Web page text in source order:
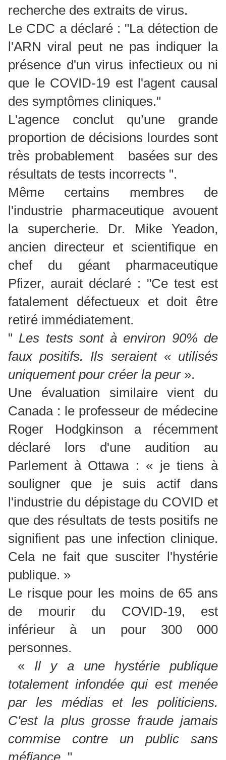
recherche des extraits de virus.
Le CDC a déclaré : "La détection de
l'ARN viral peut ne pas indiquer la
présence d'un virus infectieux ou ni
que le COVID-19 est l'agent causal
des symptômes cliniques."
L'agence conclut qu’une grande
proportion de décisions lourdes sont
très probablement basées sur des
résultats de tests incorrects ".
Même certains membres de
l'industrie pharmaceutique avouent
la supercherie. Dr. Mike Yeadon,
ancien directeur et scientifique en
chef du géant pharmaceutique
Pfizer, aurait déclaré : "Ce test est
fatalement défectueux et doit être
retiré immédiatement.
" Les tests sont à environ 90% de
faux positifs. Ils seraient « utilisés
uniquement pour créer la peur».
Une évaluation similaire vient du
Canada : le professeur de médecine
Roger Hodgkinson a récemment
déclaré lors d'une audition au
Parlement à Ottawa : « je tiens à
souligner que je suis actif dans
l'industrie du dépistage du COVID et
que des résultats de tests positifs ne
signifient pas une infection clinique.
Cela ne fait que susciter l'hystérie
publique. »
Le risque pour les moins de 65 ans
de mourir du COVID-19, est
inférieur à un pour 300 000
personnes.
« Il y a une hystérie publique
totalement infondée qui est menée
par les médias et les politiciens.
C'est la plus grosse fraude jamais
commise contre un public sans
méfiance. "